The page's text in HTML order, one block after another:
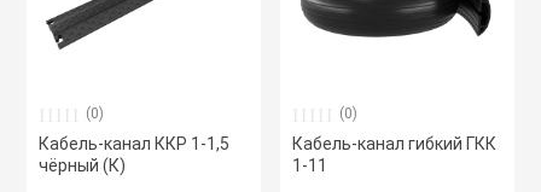
(0)
Кабель-канал ККР 1-1,5
чёрный (К)
(0)
Кабель-канал гибкий ГКК
1-11